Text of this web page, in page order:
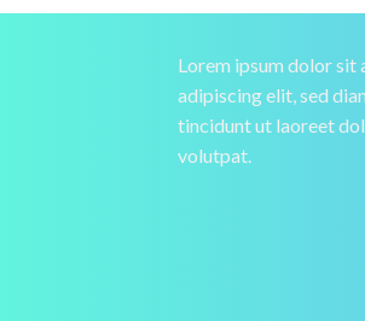
Lorem ipsum dolor sit
adipiscing elit, sed
tincidunt ut laoreet
volutpat.